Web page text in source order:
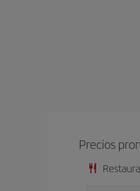
Precios